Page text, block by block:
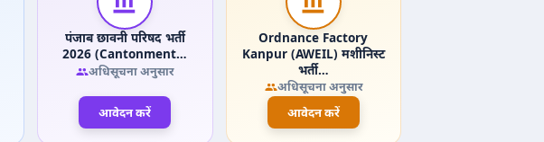
पंजाब छावनी परिषद भर्ती
2026 (Cantonment…
अधिसूचना अनुसार
आवेदन करें
Ordnance Factory
Kanpur (AWEIL) मशीनिस्ट
भर्ती…
अधिसूचना अनुसार
आवेदन करें